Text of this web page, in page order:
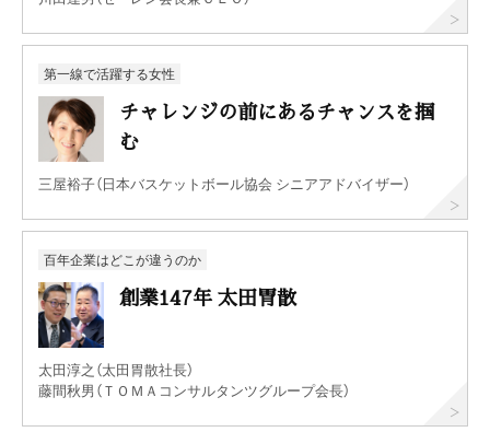
第一線で活躍する女性
チャレンジの前にあるチャンスを掴
む
三屋裕子（日本バスケットボール協会 シニアアドバイザー）
百年企業はどこが違うのか
創業147年 太田胃散
太田淳之（太田胃散社長）
藤間秋男（ＴＯＭＡコンサルタンツグループ会長）